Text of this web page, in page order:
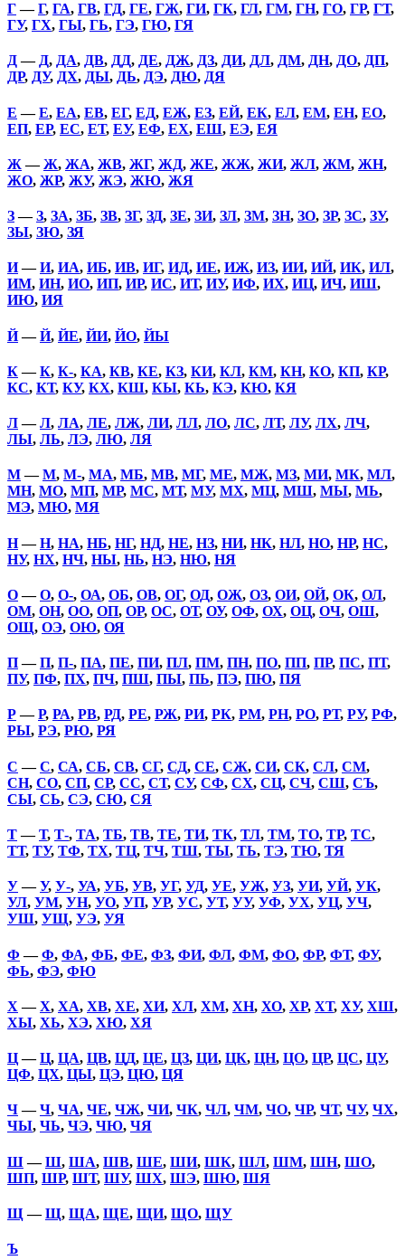
Г—Г, ГА, ГВ, ГД, ГЕ, ГЖ, ГИ, ГК, ГЛ, ГМ, ГН, ГО, ГР, ГТ,
ГУ, ГХ, ГЫ, ГЬ, ГЭ, ГЮ, ГЯ
Д— Д, ДА, ДВ, ДД, ДЕ, ДЖ, ДЗ, ДИ, ДЛ, ДМ, ДН, ДО, ДП,
ДР, ДУ, ДХ, ДЫ, ДЬ, ДЭ, ДЮ, ДЯ
Е —Е, ЕА, ЕВ, ЕГ, ЕД, ЕЖ, ЕЗ, ЕЙ, ЕК, ЕЛ, ЕМ, ЕН, ЕО,
ЕП, ЕР, ЕС, ЕТ, ЕУ, ЕФ, ЕХ, ЕШ, ЕЭ, ЕЯ
Ж —Ж, ЖА, ЖВ, ЖГ, ЖД, ЖЕ, ЖЖ, ЖИ, ЖЛ, ЖМ, ЖН,
ЖО, ЖР, ЖУ, ЖЭ, ЖЮ, ЖЯ
З—З, ЗА, ЗБ, ЗВ, ЗГ, ЗД, ЗЕ, ЗИ, ЗЛ, ЗМ, ЗН, ЗО, ЗР, ЗС, ЗУ,
ЗЫ, ЗЮ, ЗЯ
И—И, ИА, ИБ, ИВ, ИГ, ИД, ИЕ, ИЖ, ИЗ, ИИ, ИЙ, ИК, ИЛ,
ИМ, ИН, ИО, ИП, ИР, ИС, ИТ, ИУ, ИФ, ИХ, ИЦ, ИЧ, ИШ,
ИЮ, ИЯ
Й—Й, ЙЕ, ЙИ, ЙО, ЙЫ
К—К, К-, КА, КВ, КЕ, КЗ, КИ, КЛ, КМ, КН, КО, КП, КР,
КС, КТ, КУ, КХ, КШ, КЫ, КЬ, КЭ, КЮ, КЯ
Л—Л, ЛА, ЛЕ, ЛЖ, ЛИ, ЛЛ, ЛО, ЛС, ЛТ, ЛУ, ЛХ, ЛЧ,
ЛЫ, ЛЬ, ЛЭ, ЛЮ, ЛЯ
М—М, М-, МА, МБ, МВ, МГ, МЕ, МЖ, МЗ, МИ, МК, МЛ,
МН, МО, МП, МР, МС, МТ, МУ, МХ, МЦ, МШ, МЫ, МЬ,
МЭ, МЮ, МЯ
Н—Н, НА, НБ, НГ, НД, НЕ, НЗ, НИ, НК, НЛ, НО, НР, НС,
НУ, НХ, НЧ, НЫ, НЬ, НЭ, НЮ, НЯ
О—О, О-, ОА, ОБ, ОВ, ОГ, ОД, ОЖ, ОЗ, ОИ, ОЙ, ОК, ОЛ,
ОМ, ОН, ОО, ОП, ОР, ОС, ОТ, ОУ, ОФ, ОХ, ОЦ, ОЧ, ОШ,
ОЩ, ОЭ, ОЮ, ОЯ
П—П, П-, ПА, ПЕ, ПИ, ПЛ, ПМ, ПН, ПО, ПП, ПР, ПС, ПТ,
ПУ, ПФ, ПХ, ПЧ, ПШ, ПЫ, ПЬ, ПЭ, ПЮ, ПЯ
Р—Р, РА, РВ, РД, РЕ, РЖ, РИ, РК, РМ, РН, РО, РТ, РУ, РФ,
РЫ, РЭ, РЮ, РЯ
С —С, СА, СБ, СВ, СГ, СД, СЕ, СЖ, СИ, СК, СЛ, СМ,
СН, СО, СП, СР, СС, СТ, СУ, СФ, СХ, СЦ, СЧ, СШ, СЪ,
СЫ, СЬ, СЭ, СЮ, СЯ
Т—Т, Т-, ТА, ТБ, ТВ, ТЕ, ТИ, ТК, ТЛ, ТМ, ТО, ТР, ТС,
ТТ, ТУ, ТФ, ТХ, ТЦ, ТЧ, ТШ, ТЫ, ТЬ, ТЭ, ТЮ, ТЯ
У—У, У-, УА, УБ, УВ, УГ, УД, УЕ, УЖ, УЗ, УИ, УЙ, УК,
УЛ, УМ, УН, УО, УП, УР, УС, УТ, УУ, УФ, УХ, УЦ, УЧ,
УШ, УЩ, УЭ, УЯ
Ф —Ф, ФА, ФБ, ФЕ, ФЗ, ФИ, ФЛ, ФМ, ФО, ФР, ФТ, ФУ,
ФЬ, ФЭ, ФЮ
Х —Х, ХА, ХВ, ХЕ, ХИ, ХЛ, ХМ, ХН, ХО, ХР, ХТ, ХУ, ХШ,
ХЫ, ХЬ, ХЭ, ХЮ, ХЯ
Ц—Ц, ЦА, ЦВ, ЦД, ЦЕ, ЦЗ, ЦИ, ЦК, ЦН, ЦО, ЦР, ЦС, ЦУ,
ЦФ, ЦХ, ЦЫ, ЦЭ, ЦЮ, ЦЯ
Ч—Ч, ЧА, ЧЕ, ЧЖ, ЧИ, ЧК, ЧЛ, ЧМ, ЧО, ЧР, ЧТ, ЧУ, ЧХ,
ЧЫ, ЧЬ, ЧЭ, ЧЮ, ЧЯ
Ш—Ш, ША, ШВ, ШЕ, ШИ, ШК, ШЛ, ШМ, ШН, ШО,
ШП, ШР, ШТ, ШУ, ШХ, ШЭ, ШЮ, ШЯ
Щ —Щ, ЩА, ЩЕ, ЩИ, ЩО, ЩУ
Ъ